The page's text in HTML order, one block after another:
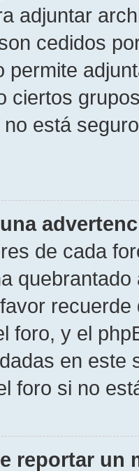
adjuntar
cedidos
permite
ciertos
está
de cada
foro, y el
en este
foro si no
reportar un